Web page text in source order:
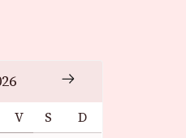
V S D